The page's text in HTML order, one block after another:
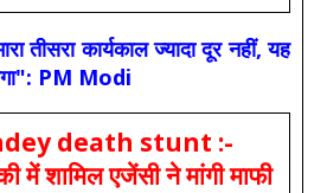
तीसरा कार्यकाल ज्यादा दूर नहीं, यह
PM Modi
death stunt :-
में शामिल एजेंसी ने मांगी माफी